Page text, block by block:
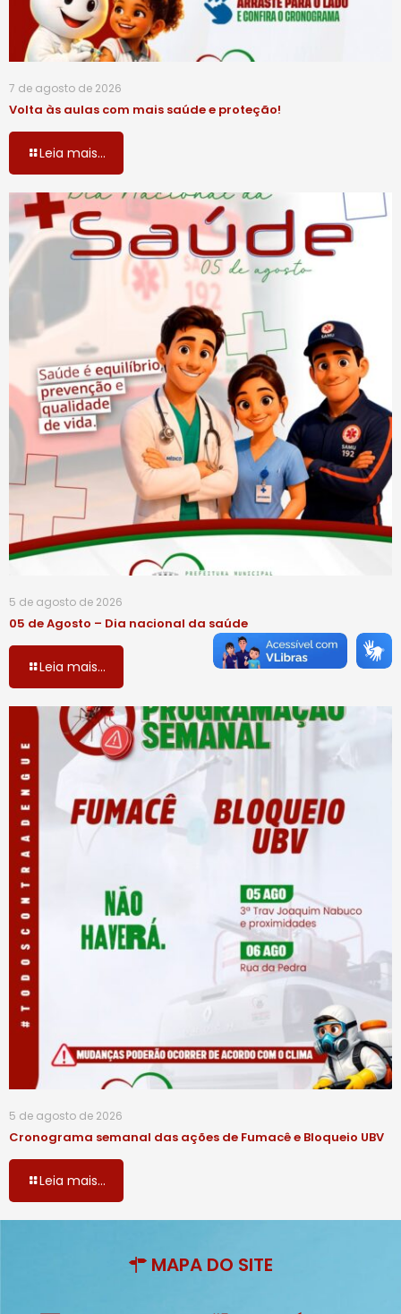
7 de agosto de 2026
Volta às aulas com mais saúde e proteção!
Leia mais...
5 de agosto de 2026
05 de Agosto – Dia nacional da saúde
Leia mais...
5 de agosto de 2026
Cronograma semanal das ações de Fumacê e Bloqueio UBV
Leia mais...
MAPA DO SITE